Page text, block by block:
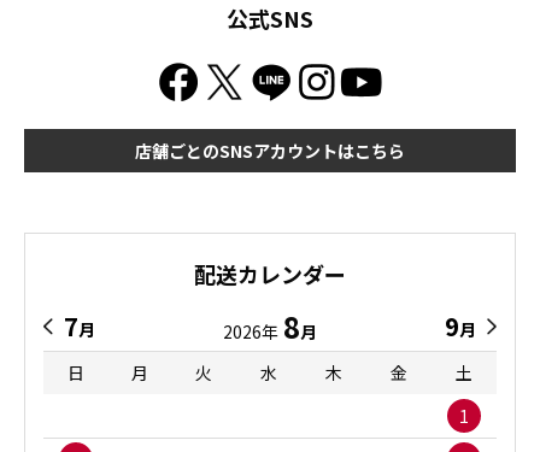
公式SNS
店舗ごとのSNSアカウントはこちら
配送カレンダー
7月 2026年 8月 9月
日
月 火 水 木 金
土
1